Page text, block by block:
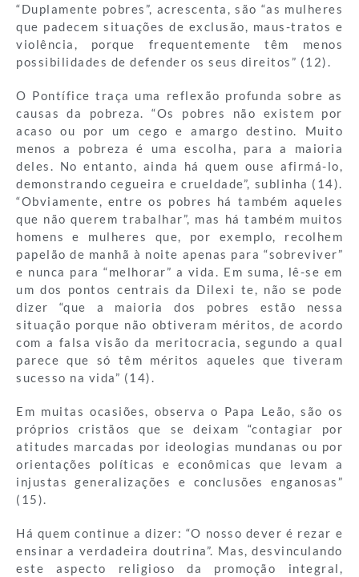
“Duplamente pobres”, acrescenta, são “as mulheres
que padecem situações de exclusão, maus-tratos e
violência, porque frequentemente têm menos
possibilidades de defender os seus direitos” (12).
O Pontífice traça uma reflexão profunda sobre as
causas da pobreza. “Os pobres não existem por
acaso ou por um cego e amargo destino. Muito
menos a pobreza é uma escolha, para a maioria
deles. No entanto, ainda há quem ouse afirmá-lo,
demonstrando cegueira e crueldade”, sublinha (14).
“Obviamente, entre os pobres há também aqueles
que não querem trabalhar”, mas há também muitos
homens e mulheres que, por exemplo, recolhem
papelão de manhã à noite apenas para “sobreviver”
e nunca para “melhorar” a vida. Em suma, lê-se em
um dos pontos centrais da Dilexi te, não se pode
dizer “que a maioria dos pobres estão nessa
situação porque não obtiveram méritos, de acordo
com a falsa visão da meritocracia, segundo a qual
parece que só têm méritos aqueles que tiveram
sucesso na vida” (14).
Em muitas ocasiões, observa o Papa Leão, são os
próprios cristãos que se deixam “contagiar por
atitudes marcadas por ideologias mundanas ou por
orientações políticas e econômicas que levam a
injustas generalizações e conclusões enganosas”
(15).
Há quem continue a dizer: “O nosso dever é rezar e
ensinar a verdadeira doutrina”. Mas, desvinculando
este aspecto religioso da promoção integral,